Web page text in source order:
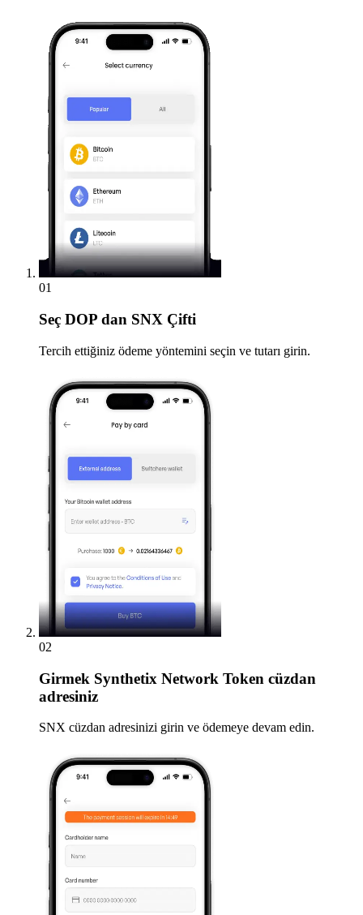
01
Seç DOP dan SNX Çifti
Tercih ettiğiniz ödeme yöntemini seçin ve tutarı girin.
02
Girmek Synthetix Network Token cüzdan
adresiniz
SNX cüzdan adresinizi girin ve ödemeye devam edin.